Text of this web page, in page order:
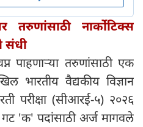
तरुणांसाठी नार्कोटिक्स
संधी
पाहणाऱ्या तरुणांसाठी एक
भारतीय वैद्यकीय विज्ञान
परीक्षा (सीआरई-५) २०२६
'क' पदांसाठी अर्ज मागवले